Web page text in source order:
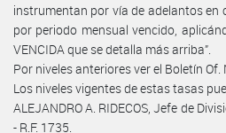
instrumentan por vía de adelantos en
por periodo mensual vencido,
VENCIDA que se detalla más arriba”.
Por niveles anteriores ver el Boletín
Los niveles vigentes de estas tasas
ALEJANDRO A. RIDECOS, Jefe de
- R.F. 1735.